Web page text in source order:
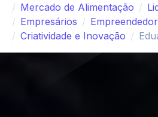
Mercado de Alimentação
Empresários
Criatividade e Inovação